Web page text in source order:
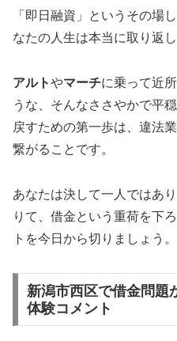
「即日融資」というその場
なたの人生は本当に取り返
アルトやマーチに乗って近
うな、そんなささやかで平
戻すための第一歩は、違法
繋がることです。
あなたは決して一人ではあ
りて、借金という重荷を下
トを今日から切りましょう。
新潟市西区で借金問題
体験コメント